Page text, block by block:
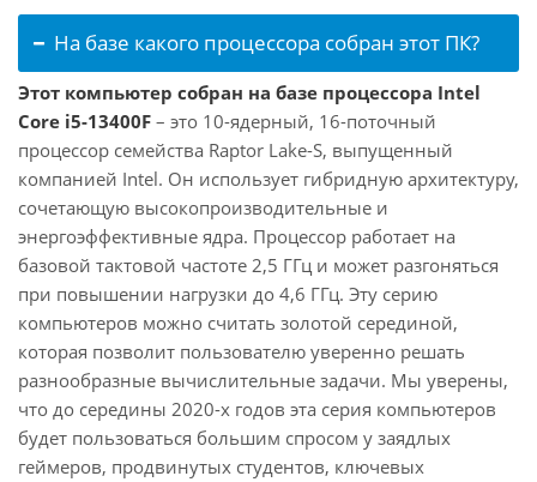
На базе какого процессора собран этот ПК?
Этот компьютер собран на базе процессора Intel
Core i5-13400F – это 10-ядерный, 16-поточный
процессор семейства Raptor Lake-S, выпущенный
компанией Intel. Он использует гибридную архитектуру,
сочетающую высокопроизводительные и
энергоэффективные ядра. Процессор работает на
базовой тактовой частоте 2,5 ГГц и может разгоняться
при повышении нагрузки до 4,6 ГГц. Эту серию
компьютеров можно считать золотой серединой,
которая позволит пользователю уверенно решать
разнообразные вычислительные задачи. Мы уверены,
что до середины 2020-х годов эта серия компьютеров
будет пользоваться большим спросом у заядлых
геймеров, продвинутых студентов, ключевых